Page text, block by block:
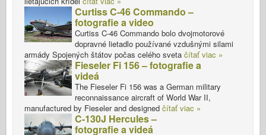
Curtiss C-46 Commando –
fotografie a video
Curtiss C-46 Commando bolo dvojmotorové
dopravné lietadlo používané vzdušnými silami
armády Spojených štátov počas celého sveta čítať viac »
Fieseler Fi 156 – fotografie a
videá
The Fieseler Fi 156 was a German military
reconnaissance aircraft of World War II,
manufactured by Fieseler and designed čítať viac »
C-130J Hercules –
fotografie a videá